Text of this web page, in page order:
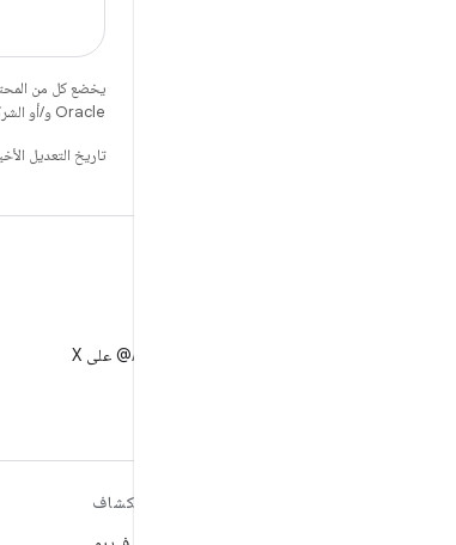
يخضع كل من
Oracle و/أو الشركات التابعة لها.
تاريخ التعديل الأخير: 2026-03-23 (حسب التوقيت العالمي
استكشاف